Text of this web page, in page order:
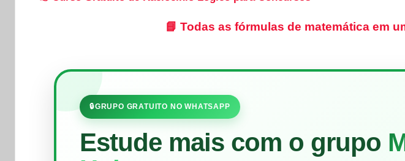
📘 Todas as fórmulas de matemática em
🔒GRUPO GRATUITO NO WHATSAPP
Estude mais com o grupo